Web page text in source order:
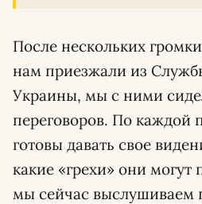
После нескольких
нам приезжали из
Украины, мы с ними
переговоров. По каждой
готовы давать свое
какие «грехи» они
мы сейчас выслушиваем